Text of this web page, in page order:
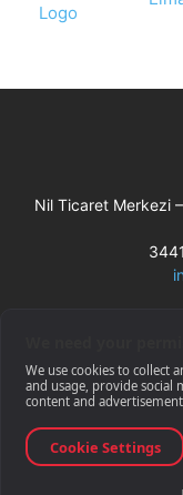
Nil Ticaret Merkezi
© Techinside.com,